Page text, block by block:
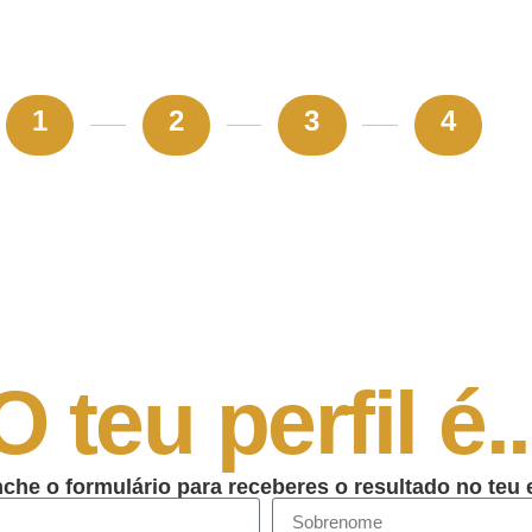
1 2 3 4
teu perfil
o formulário para receberes o resultado no teu